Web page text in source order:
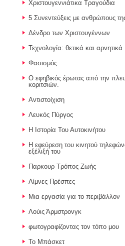
Χριστουγεννιάτικα Τραγούδια
5 Συνεντεύξεις με ανθρώπους
Δένδρο των Χριστουγέννων
Τεχνολογία: θετικά και αρνητικά
Φασισμός
Ο εφηβικός έρωτας από την
κοριτσιών.
Αντιστοίχιση
Λευκός Πύργος
Η Ιστορία Του Αυτοκινήτου
Η εφεύρεση του κινητού
εξέλιξή του
Παρκουρ Τρόπος Ζωής
Λίμνες Πρέσπες
Μια εργασία για το περιβάλλον
Λούις Άρμστρονγκ
φωτογραφίζοντας τον τόπο μου
Το Μπάσκετ